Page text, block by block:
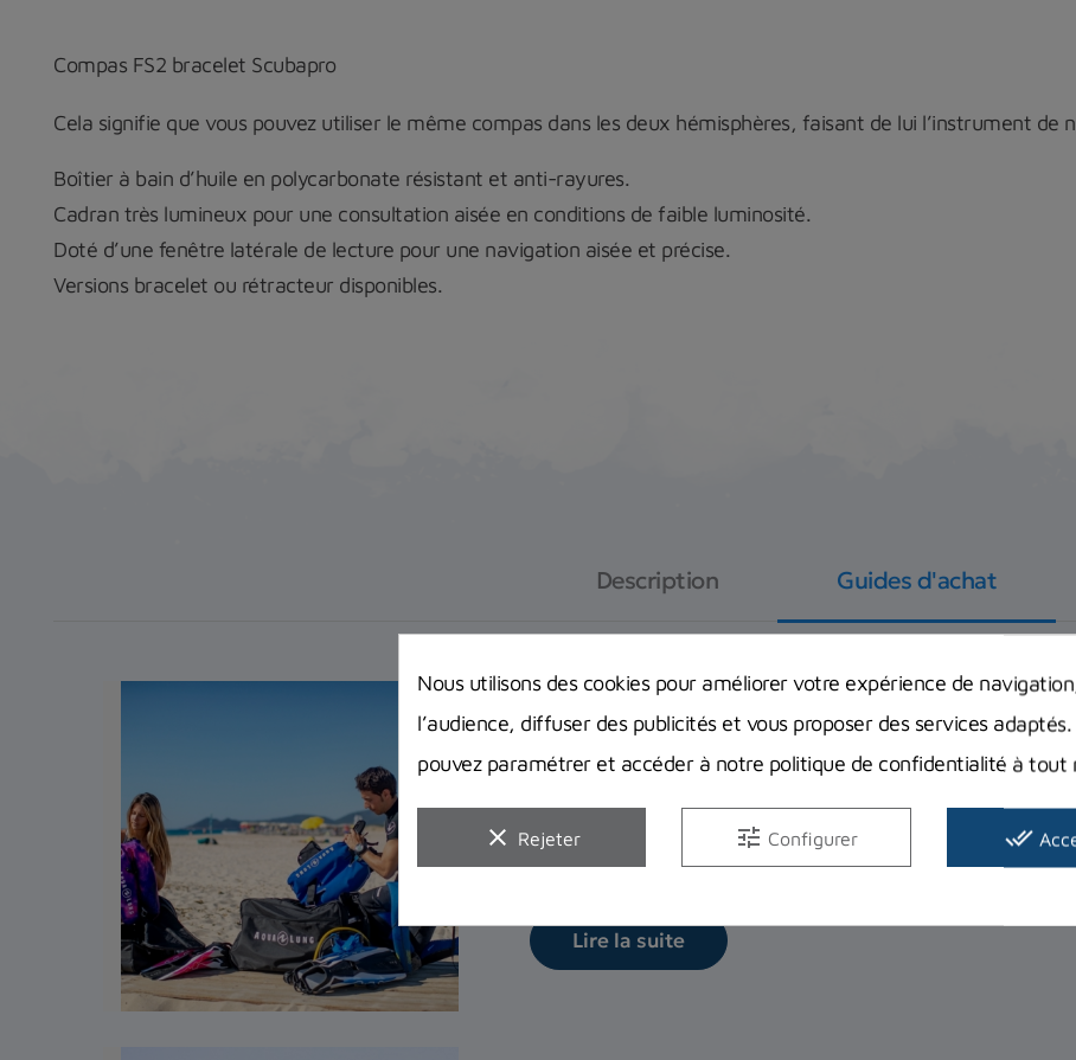
Compas FS2 bracelet Scubapro
Cela signifie que vous pouvez utiliser le même compas dans les deux hémisphères, faisant de lui l’instrument
Boîtier à bain d’huile en polycarbonate résistant et anti-rayures.
Cadran très lumineux pour une consultation aisée en conditions de faible luminosité.
Doté d’une fenêtre latérale de lecture pour une navigation aisée et précise.
Versions bracelet ou rétracteur disponibles.
Description Guides d'achat
Equipement complet de plongée :
bien débuter ?
Vous pensez à investir dans votre premier équipement
vos interrogations et...
Lire la suite
Nous utilisons des cookies pour améliorer votre expérience de
l’audience, diffuser des publicités et vous proposer des services adaptés.
pouvez paramétrer et accéder à notre politique de confidentialité à tout
clear Rejeter tune Configurer done_all